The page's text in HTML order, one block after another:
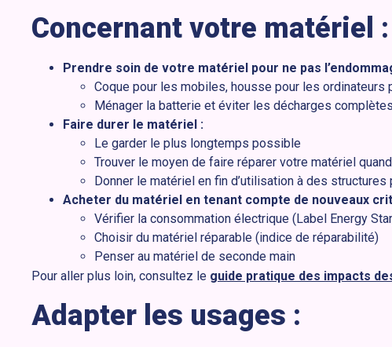
Concernant votre matériel :
Prendre soin de votre matériel pour ne pas
Coque pour les mobiles, housse pour les ordinateurs
Ménager la batterie et éviter les décharges complètes
Faire durer le matériel :
Le garder le plus longtemps possible
Trouver le moyen de faire réparer votre matériel
Donner le matériel en fin d’utilisation à des structures
Acheter du matériel en tenant compte de nouveaux
Vérifier la consommation électrique (Label Energy
Choisir du matériel réparable (indice de réparabilité)
Penser au matériel de seconde main
Pour aller plus loin, consultez le guide pratique des impacts
Adapter les usages :